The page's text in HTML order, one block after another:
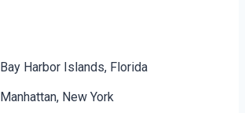
Bay Harbor Islands, Florida
Manhattan, New York